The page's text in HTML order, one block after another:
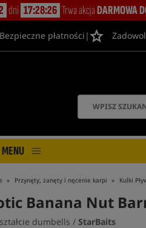
dni 17:28:25 Trwa akcjaDARMOWA
Bezpieczne płatności |
MENU
Przynęty, zanęty i nęcenie karpi Kulki
Banana Nut
dumbells / StarBaits